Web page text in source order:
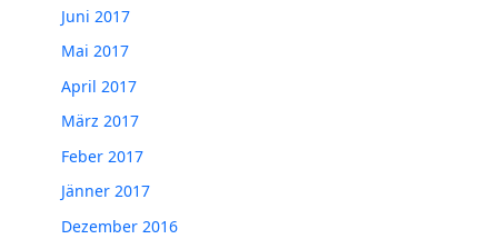
Juni 2017
Mai 2017
April 2017
März 2017
Feber 2017
Jänner 2017
Dezember 2016